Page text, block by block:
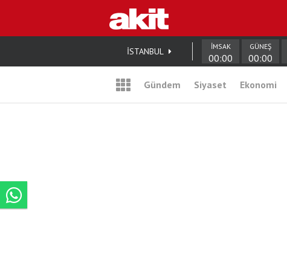
İSTANBUL İMSAK
00:00
GÜNEŞ
00:00
Gündem Siyaset Ekonomi